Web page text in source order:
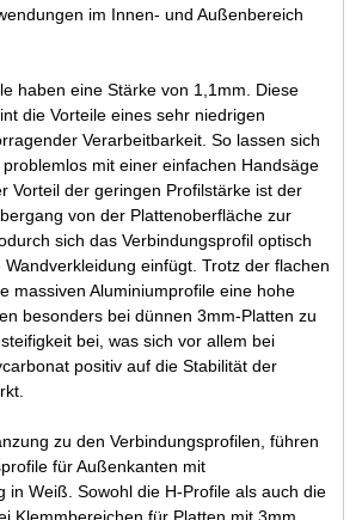
im Innen- und Außenbereich
haben eine Stärke von 1,1mm. Diese
die Vorteile eines sehr niedrigen
Verarbeitbarkeit. So lassen sich
mit einer einfachen Handsäge
Vorteil der geringen Profilstärke ist der
von der Plattenoberfläche zur
sich das Verbindungsprofil optisch
einfügt. Trotz der flachen
massiven Aluminiumprofile eine hohe
besonders bei dünnen 3mm-Platten zu
bei, was sich vor allem bei
positiv auf die Stabilität der
zu den Verbindungsprofilen, führen
für Außenkanten mit
in Weiß. Sowohl die H-Profile als auch die
Klemmbereichen für Platten mit 3mm,